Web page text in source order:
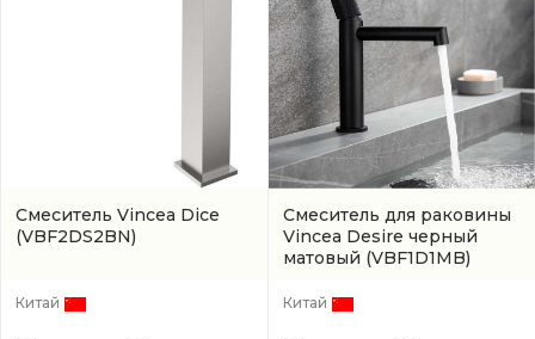
Смеситель Vincea Dice
(VBF2DS2BN)
Китай
Смеситель для раковины
Vincea Desire черный
матовый (VBF1D1MB)
Китай